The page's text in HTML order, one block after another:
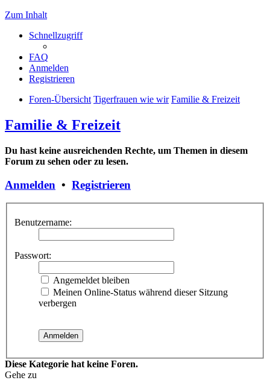
Zum Inhalt
Schnellzugriff
FAQ
Anmelden
Registrieren
Foren-Übersicht Tigerfrauen wie wir Familie & Freizeit
Familie & Freizeit
Du hast keine ausreichenden Rechte, um Themen in diesem
Forum zu sehen oder zu lesen.
Anmelden • Registrieren
Benutzername:
Passwort:
Angemeldet bleiben
Meinen Online-Status während dieser Sitzung
verbergen
Diese Kategorie hat keine Foren.
Gehe zu